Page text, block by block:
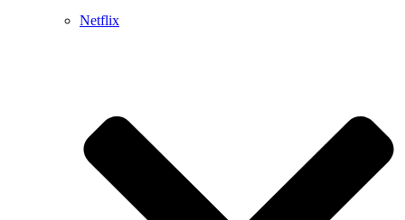
Netflix